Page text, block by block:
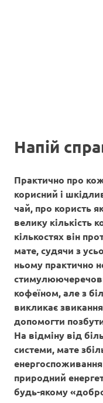
Напій
Практично про
корисний і
чай, про користь
велику кількість
кількостях він
мате, судячи з
ньому практично
кофеїном, але з
викликає
допомогти
На відміну від
системи, мате
природний
будь-якому